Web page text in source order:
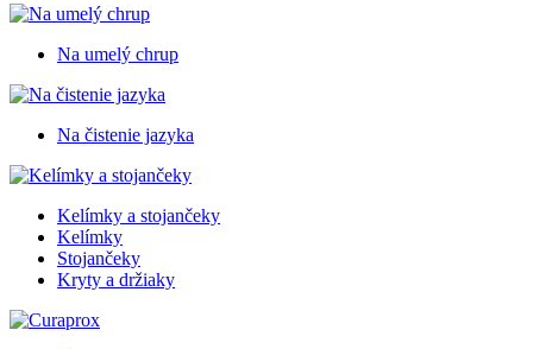
Na umelý chrup
Na čistenie jazyka
Kelímky a stojančeky
Kelímky
Stojančeky
Kryty a držiaky